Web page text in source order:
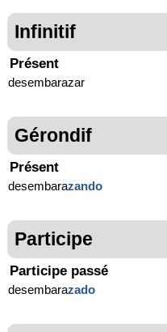
Infinitif
Présent
desembarazar
Gérondif
Présent
desembarazando
Participe
Participe passé
desembarazado